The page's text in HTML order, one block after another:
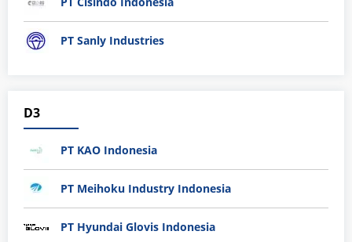
PT Sanly Industries
D3
PT KAO Indonesia
PT Meihoku Industry Indonesia
PT Hyundai Glovis Indonesia